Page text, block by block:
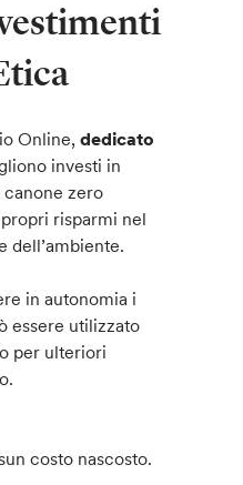
Online,dedicato
investi in
zero
risparmi nel
dell’ambiente.
in autonomia i
essere utilizzato
per ulteriori
costo nascosto.